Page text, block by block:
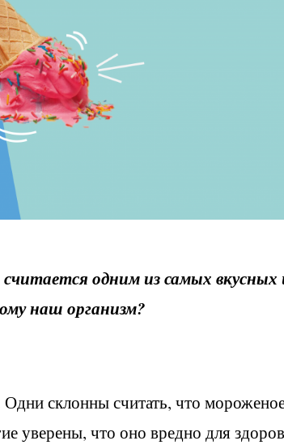
одним из самых вкусных
наш организм?
склонны считать, что
уверены, что оно вредно для